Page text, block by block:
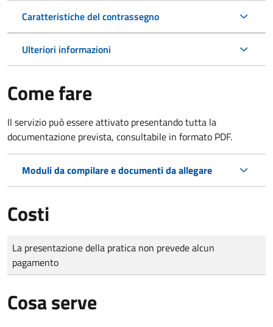
Caratteristiche del contrassegno
Ulteriori informazioni
Come fare
Il servizio può essere attivato presentando tutta la
documentazione prevista, consultabile in formato PDF.
Moduli da compilare e documenti da allegare
Costi
Tipo di pagamento
Importo
La presentazione della pratica non prevede alcun
pagamento
Cosa serve